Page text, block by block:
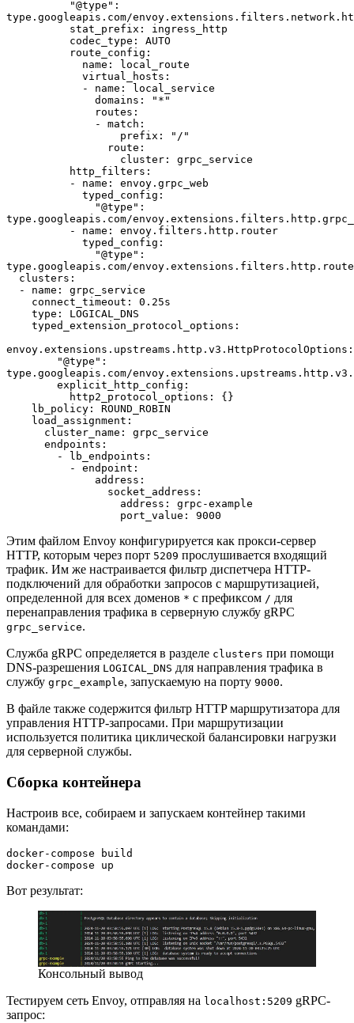
type.googleapis.com/
          stat_prefix: ingress_http
          codec_type: AUTO
          route_config:
            name: local_route
            virtual_hosts:
            - name: local_service
              domains: "*"
              routes:
              - match:
                  prefix: "/"
                route:
                  cluster: grpc_service
          http_filters:
          - name: envoy.grpc_web
            typed_config:
type.googleapis.com/
          - name: envoy.filters.http.router
            typed_config:
type.googleapis.com/
  clusters:
  - name: grpc_service
    connect_timeout: 0.25s
    type: LOGICAL_DNS
    typed_extension_protocol_options:
envoy.extensions.upstreams.http.v3.HttpProtocolOptions:
type.googleapis.com/
        explicit_http_config:
          http2_protocol_options: {}
    lb_policy: ROUND_ROBIN
    load_assignment:
      cluster_name: grpc_service
      endpoints:
        - lb_endpoints:
          - endpoint:
              address:
                socket_address:
                  address: grpc-example
                  port_value: 9000
Этим файлом Envoy конфигурируется как прокси-сервер
HTTP, которым через порт 5209 прослушивается входящий
трафик. Им же настраивается фильтр диспетчера HTTP-
подключений для обработки запросов с маршрутизацией,
определенной для всех доменов * с префиксом / для
перенаправления трафика в серверную службу gRPC
grpc_service.
Служба gRPC определяется в разделе clusters при помощи
DNS-разрешения LOGICAL_DNS для направления трафика в
службу grpc_example, запускаемую на порту 9000.
В файле также содержится фильтр HTTP маршрутизатора для
управления HTTP-запросами. При маршрутизации
используется политика циклической балансировки нагрузки
для серверной службы.
Сборка контейнера
Настроив все, собираем и запускаем контейнер такими
командами:
docker-compose build
docker-compose up
Вот результат:
Консольный вывод
Тестируем сеть Envoy, отправляя на localhost:5209 gRPC-
запрос: